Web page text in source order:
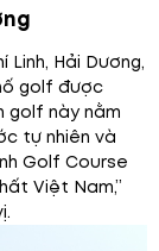
Hải Dương,
golf được
golf này nằm
tự nhiên và
Golf Course
Việt Nam,”